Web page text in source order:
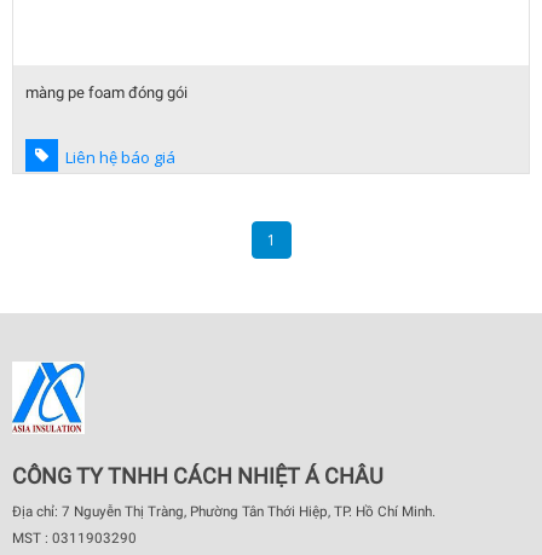
màng pe foam đóng gói
Liên hệ báo giá
1
CÔNG TY TNHH CÁCH NHIỆT Á CHÂU
Địa chỉ: 7 Nguyễn Thị Tràng, Phường Tân Thới Hiệp, TP. Hồ Chí Minh.
MST : 0311903290